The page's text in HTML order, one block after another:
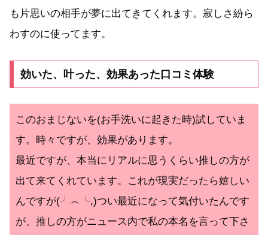
も片思いの相手が夢に出てきてくれます。寂しさ紛ら
わすのに使ってます。
効いた、叶った、効果あった口コミ体験
このおまじないを(お手洗いに起きた時)試していま
す。時々ですが、効果があります。
最近ですが、本当にリアルに思うくらい推しの方が
出て来てくれています。これが現実だったら嬉しい
んですが(⁠╯⁠︵⁠╰⁠,⁠)つい最近になって気付いたんです
が、推しの方がニュース内で私の本名を言って下さ